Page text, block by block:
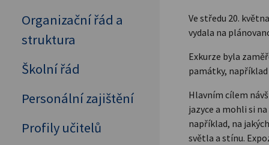
Ve středu 20.
vydala na
Exkurze byla
památky,
Hlavním cílem
jazyce a mohli si
například, na
světla a stínu.
Organizační řád a
struktura
Školní řád
Personální zajištění
Profily učitelů